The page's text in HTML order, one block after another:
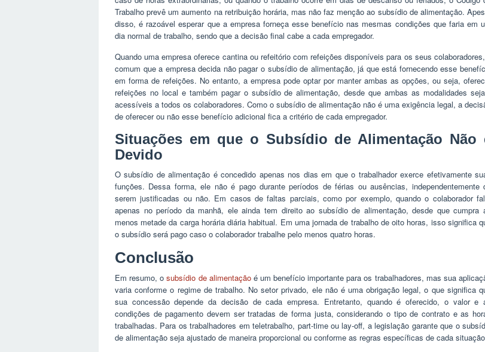
Trabalho prevê um aumento na retribuição horária, mas não faz menção ao subsídio de alimentação.
disso, é razoável esperar que a empresa forneça esse benefício nas mesmas condições que faria em
dia normal de trabalho, sendo que a decisão final cabe a cada empregador.
Quando uma empresa oferece cantina ou refeitório com refeições disponíveis para os seus
comum que a empresa decida não pagar o subsídio de alimentação, já que está fornecendo esse
em forma de refeições. No entanto, a empresa pode optar por manter ambas as opções, ou seja,
refeições no local e também pagar o subsídio de alimentação, desde que ambas as modalidades
acessíveis a todos os colaboradores. Como o subsídio de alimentação não é uma exigência legal, a
de oferecer ou não esse benefício adicional fica a critério de cada empregador.
Situações em que o Subsídio de Alimentação Não
Devido
O subsídio de alimentação é concedido apenas nos dias em que o trabalhador exerce efetivamente
funções. Dessa forma, ele não é pago durante períodos de férias ou ausências, independentemente
serem justificadas ou não. Em casos de faltas parciais, como por exemplo, quando o colaborador
apenas no período da manhã, ele ainda tem direito ao subsídio de alimentação, desde que cumpra
menos metade da carga horária diária habitual. Em uma jornada de trabalho de oito horas, isso significa
o subsídio será pago caso o colaborador trabalhe pelo menos quatro horas.
Conclusão
Em resumo, osubsídio de alimentaçãoé um benefício importante para os trabalhadores, mas sua
varia conforme o regime de trabalho. No setor privado, ele não é uma obrigação legal, o que significa
sua concessão depende da decisão de cada empresa. Entretanto, quando é oferecido, o valor e
condições de pagamento devem ser tratadas de forma justa, considerando o tipo de contrato e as
trabalhadas. Para os trabalhadores em teletrabalho, part-time ou lay-off, a legislação garante que o
de alimentação seja ajustado de maneira proporcional ou conforme as regras específicas de cada